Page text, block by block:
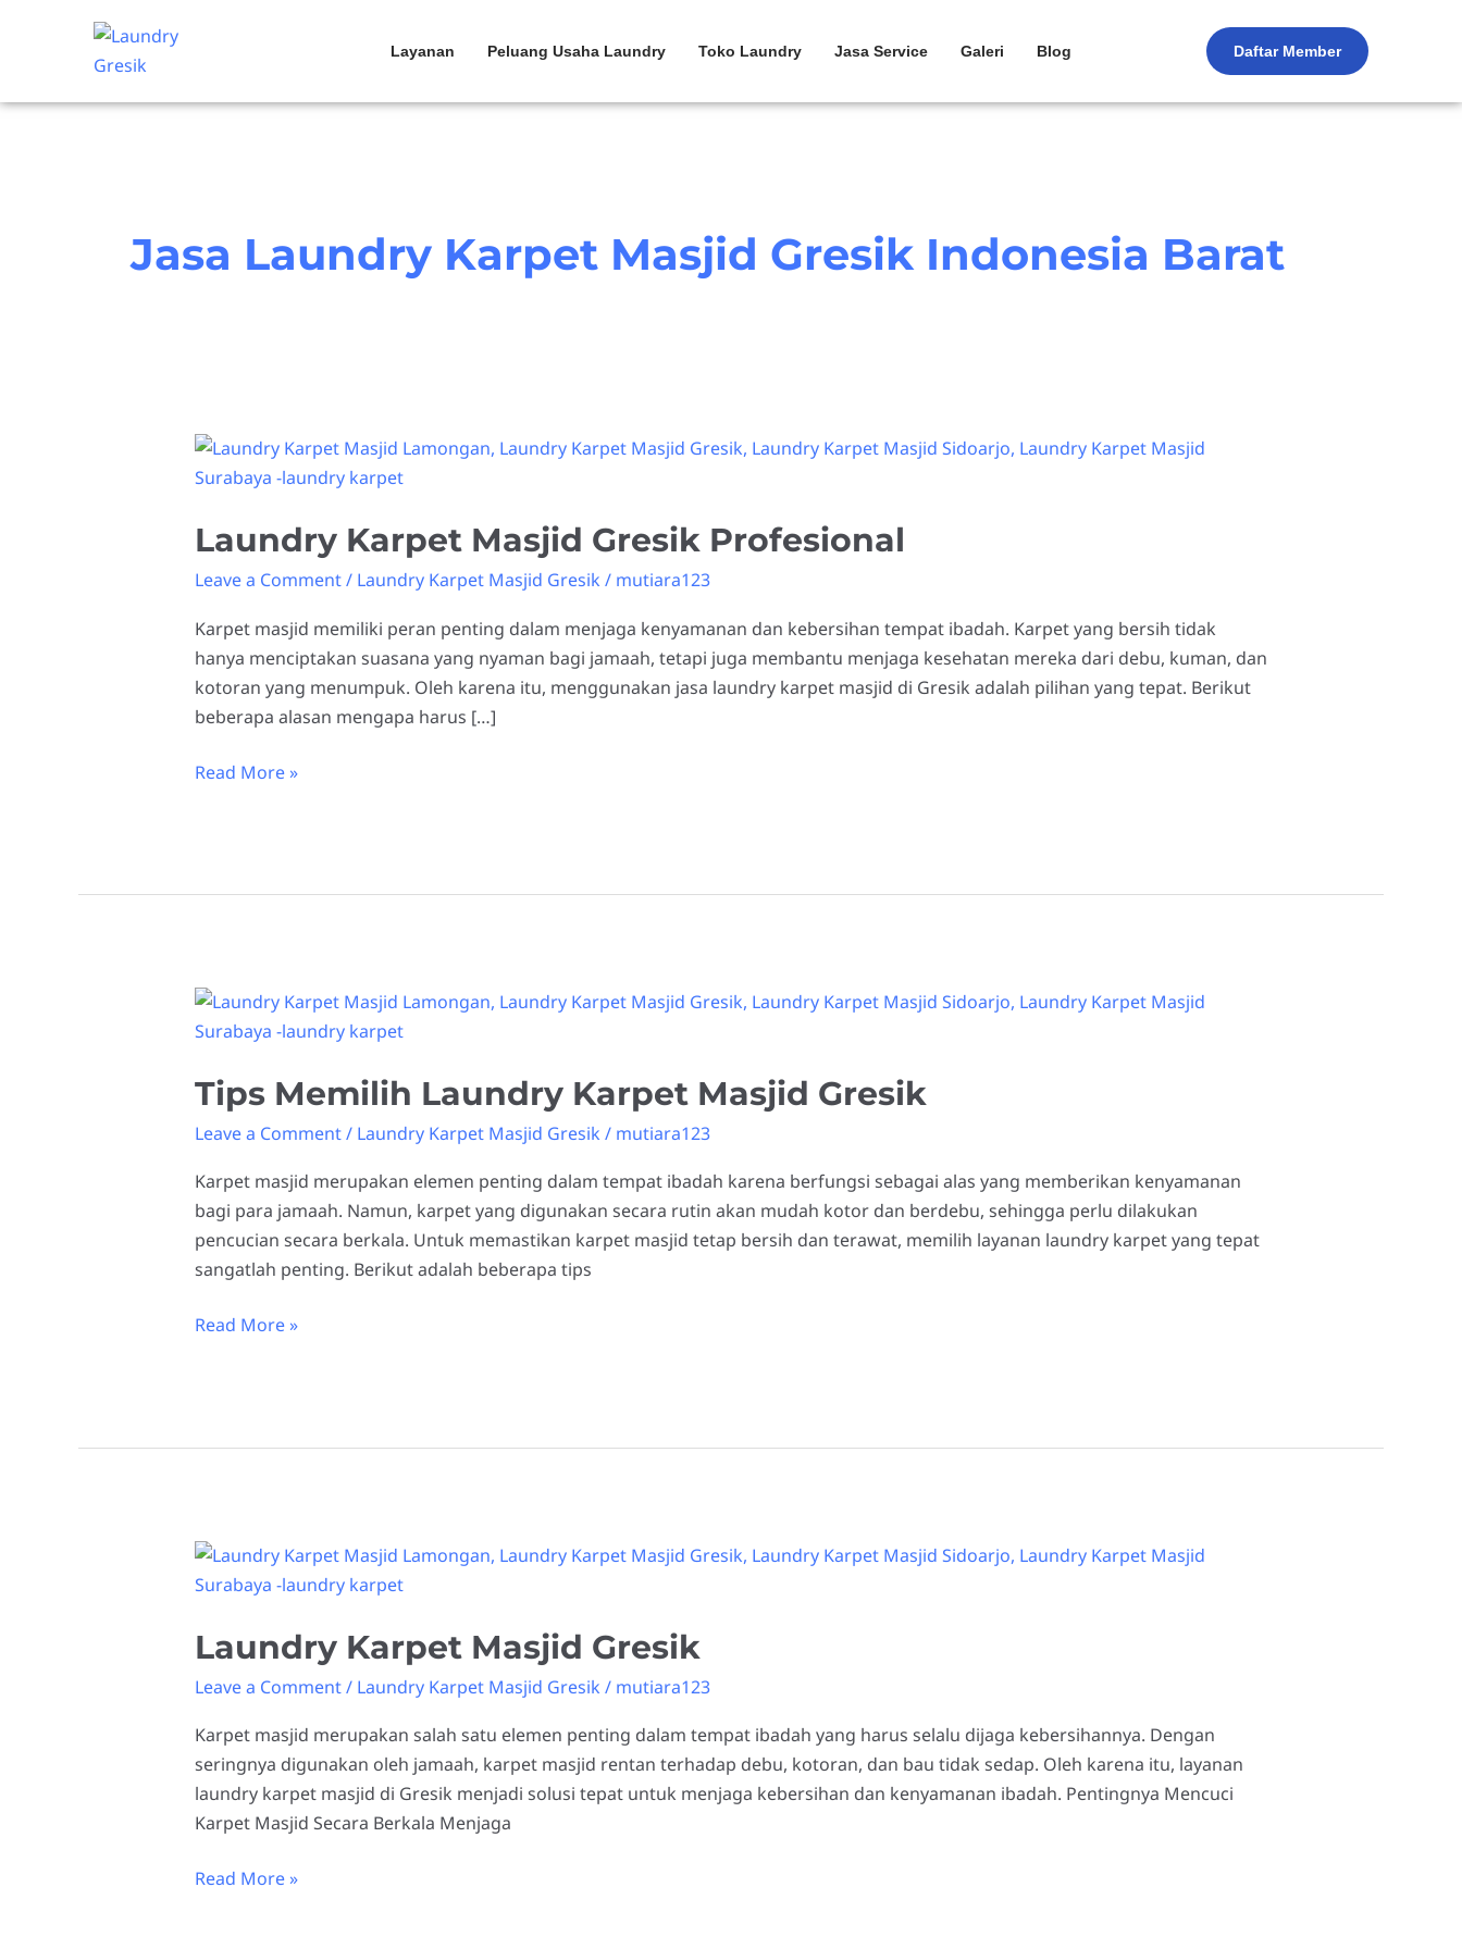
Layanan Peluang Usaha Laundry Toko Laundry Jasa Service Galeri Blog Daftar Member
Jasa Laundry Karpet Masjid Gresik Indonesia Barat
Laundry Karpet Masjid Gresik Profesional
Leave a Comment/ Laundry Karpet Masjid Gresik / mutiara123
Karpet masjid memiliki peran penting dalam menjaga kenyamanan dan kebersihan tempat ibadah. Karpet yang bersih tidak
hanya menciptakan suasana yang nyaman bagi jamaah, tetapi juga membantu menjaga kesehatan mereka dari debu, kuman, dan
kotoran yang menumpuk. Oleh karena itu, menggunakan jasa laundry karpet masjid di Gresik adalah pilihan yang tepat. Berikut
beberapa alasan mengapa harus […]
Laundry
Karpet
Gresik
Read More »
Tips Memilih Laundry Karpet Masjid Gresik
Leave a Comment/ Laundry Karpet Masjid Gresik / mutiara123
Karpet masjid merupakan elemen penting dalam tempat ibadah karena berfungsi sebagai alas yang memberikan kenyamanan
bagi para jamaah. Namun, karpet yang digunakan secara rutin akan mudah kotor dan berdebu, sehingga perlu dilakukan
pencucian secara berkala. Untuk memastikan karpet masjid tetap bersih dan terawat, memilih layanan laundry karpet yang tepat
sangatlah penting. Berikut adalah beberapa tips
Tips
Memilih
Karpet
Masjid
Gresik
Read More »
Laundry Karpet Masjid Gresik
Leave a Comment/ Laundry Karpet Masjid Gresik / mutiara123
Karpet masjid merupakan salah satu elemen penting dalam tempat ibadah yang harus selalu dijaga kebersihannya. Dengan
seringnya digunakan oleh jamaah, karpet masjid rentan terhadap debu, kotoran, dan bau tidak sedap. Oleh karena itu, layanan
laundry karpet masjid di Gresik menjadi solusi tepat untuk menjaga kebersihan dan kenyamanan ibadah. Pentingnya Mencuci
Karpet Masjid Secara Berkala Menjaga
Laundry
Karpet
Gresik
Read More »